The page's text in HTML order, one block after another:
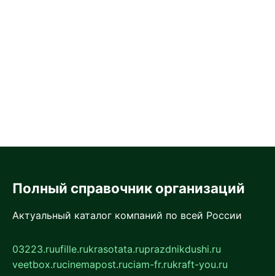
Полный справочник организаций
Актуальный каталог компаний по всей России
03223.ruufille.rukrasotata.ruprazdnikdushi.ru
veetbox.rucinemapost.ruciam-fr.rukraft-you.ru